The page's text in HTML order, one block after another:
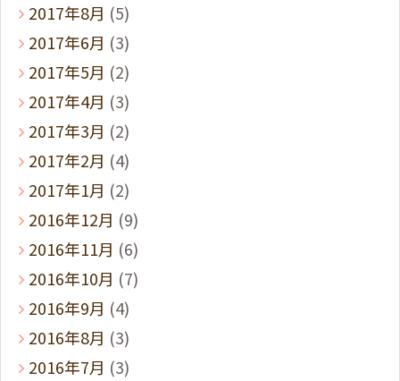
2017年8月 (5)
2017年6月 (3)
2017年5月 (2)
2017年4月 (3)
2017年3月 (2)
2017年2月 (4)
2017年1月 (2)
2016年12月 (9)
2016年11月 (6)
2016年10月 (7)
2016年9月 (4)
2016年8月 (3)
2016年7月 (3)